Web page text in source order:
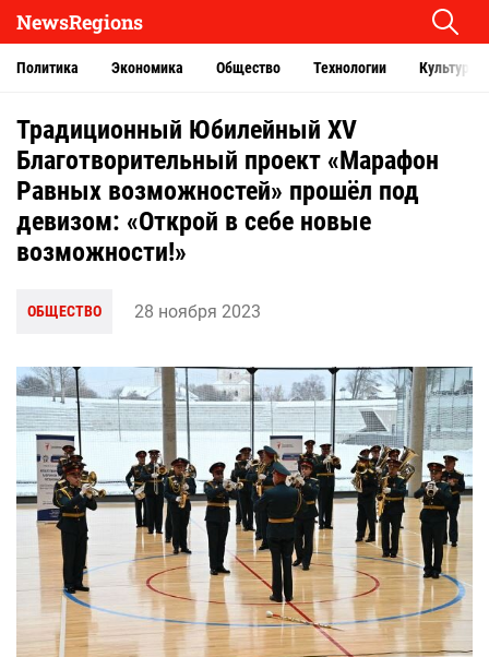
NewsRegions
Политика Экономика Общество Технологии Культура
Традиционный Юбилейный XV
Благотворительный проект «Марафон
Равных возможностей» прошёл под
девизом: «Открой в себе новые
возможности!»
ОБЩЕСТВО 28 ноября 2023